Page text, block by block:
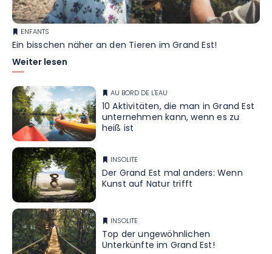
ENFANTS
Ein bisschen näher an den Tieren im Grand Est!
Weiter lesen
AU BORD DE L'EAU
10 Aktivitäten, die man in Grand Est
unternehmen kann, wenn es zu
heiß ist
INSOLITE
Der Grand Est mal anders: Wenn
Kunst auf Natur trifft
INSOLITE
Top der ungewöhnlichen
Unterkünfte im Grand Est!